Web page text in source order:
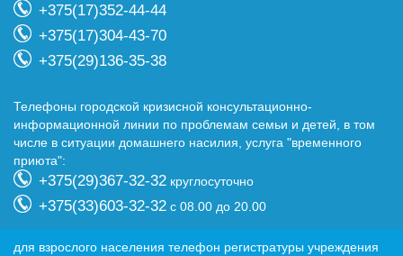
+375(17)352-44-44
+375(17)304-43-70
+375(29)136-35-38
Телефоны городской кризисной консультационно-
информационной линии по проблемам семьи и детей, в том
числе в ситуации домашнего насилия, услуга "временного
приюта":
+375(29)367-32-32 круглосуточно
+375(33)603-32-32 с 08.00 до 20.00
для взрослого населения телефон регистратуры учреждения